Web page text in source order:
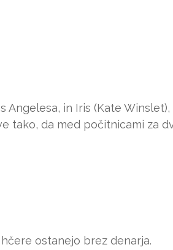
Angelesa, in Iris (Kate Winslet),
tako, da med počitnicami za
ostanejo brez denarja.